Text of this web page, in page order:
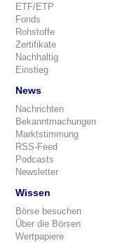
ETF/ETP
Fonds
Rohstoffe
Zertifikate
Nachhaltig
Einstieg
News
Nachrichten
Bekanntmachungen
Marktstimmung
RSS-Feed
Podcasts
Newsletter
Wissen
Börse besuchen
Über die Börsen
Wertpapiere